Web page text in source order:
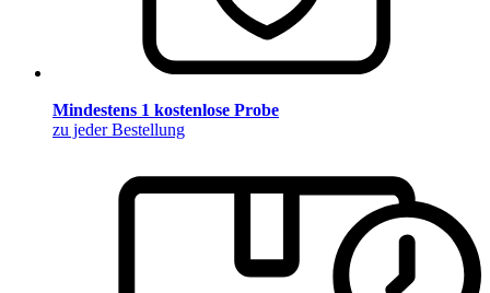
Mindestens 1 kostenlose Probe
zu jeder Bestellung